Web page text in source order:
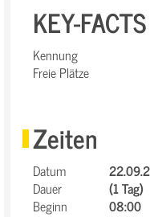
KEY-FACTS
Kennung
Freie Plätze
Zeiten
Datum
Dauer
(1 Tag)
Beginn
08:00